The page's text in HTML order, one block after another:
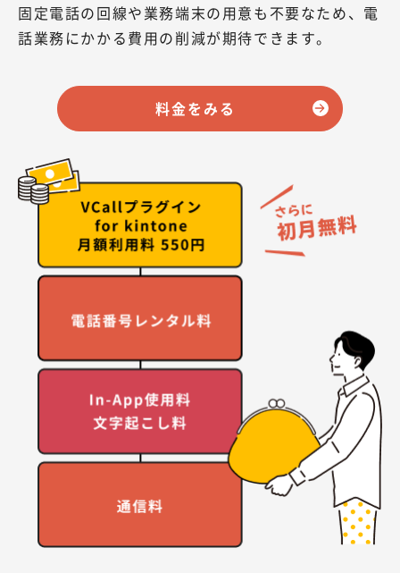
固定電話の回線や業務端末の用意も不要なため、電
話業務にかかる費用の削減が期待できます。
料金をみる